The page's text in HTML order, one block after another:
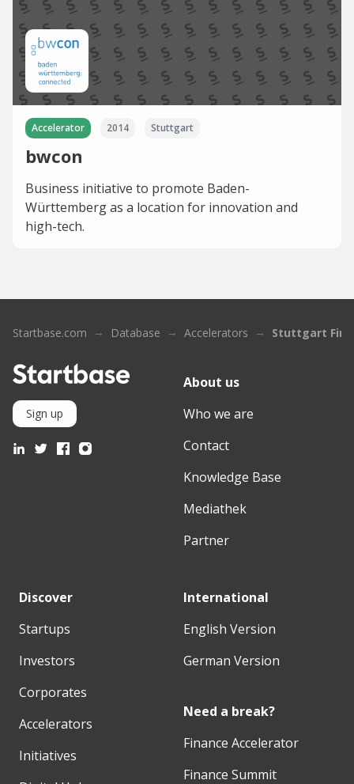
Accelerator 2014 Stuttgart
bwcon
Business initiative to promote Baden-
Württemberg as a location for innovation and
high-tech.
Startbase.com Database Accelerators Stuttgart
Sign up
About us
Who we are
Contact
Knowledge Base
Mediathek
Partner
Discover
Startups
Investors
Corporates
Accelerators
Initiatives
International
English Version
German Version
Need a break?
Finance Accelerator
Finance Summit